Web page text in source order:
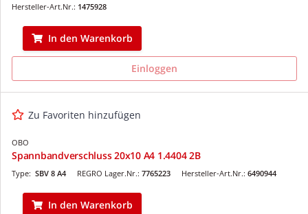
Hersteller-Art.Nr.: 1475928
In den Warenkorb
Einloggen
Zu Favoriten hinzufügen
OBO
Spannbandverschluss 20x10 A4 1.4404 2B
REGRO Lager.Nr.: 7765223
Type: SBV 8 A4 Hersteller-Art.Nr.: 6490944
In den Warenkorb